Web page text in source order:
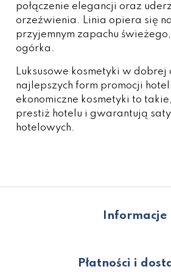
połączenie elegancji oraz
orzeźwienia. Linia opiera się
przyjemnym zapachu
ogórka.
Luksusowe kosmetyki w dobrej
najlepszych form promocji
ekonomiczne kosmetyki to
prestiż hotelu i gwarantują
hotelowych.
Informacje
Płatności i